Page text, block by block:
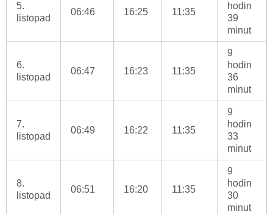
5.
listopad
06:46 16:25 11:35
hodin
39
minut
6.
listopad
06:47 16:23 11:35
9
hodin
36
minut
7.
listopad
06:49 16:22 11:35
9
hodin
33
minut
8.
listopad
06:51 16:20 11:35
9
hodin
30
minut